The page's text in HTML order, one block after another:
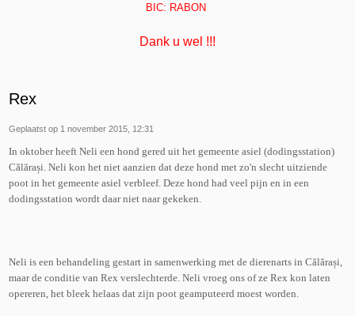
BIC: RABON
Dank u wel !!!
Rex
Geplaatst op 1 november 2015, 12:31
In oktober heeft Neli een hond gered uit het gemeente asiel (dodingsstation)
Călărași. Neli kon het niet aanzien dat deze hond met zo'n slecht uitziende
poot in het gemeente asiel verbleef. Deze hond had veel pijn en in een
dodingsstation wordt daar niet naar gekeken.
Neli is een behandeling gestart in samenwerking met de dierenarts in Călărași,
maar de conditie van Rex verslechterde. Neli vroeg ons of ze Rex kon laten
opereren, het bleek helaas dat zijn poot geamputeerd moest worden.